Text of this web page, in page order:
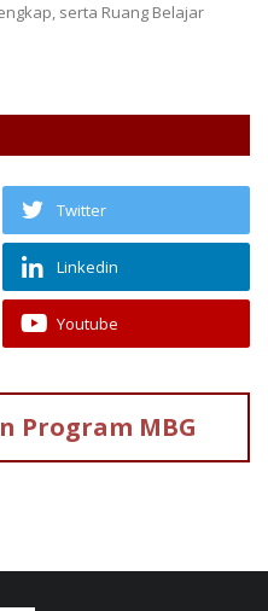
serta Ruang Belajar
Twitter
Linkedin
Youtube
Program MBG